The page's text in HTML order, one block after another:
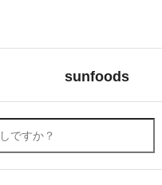
sunfoods